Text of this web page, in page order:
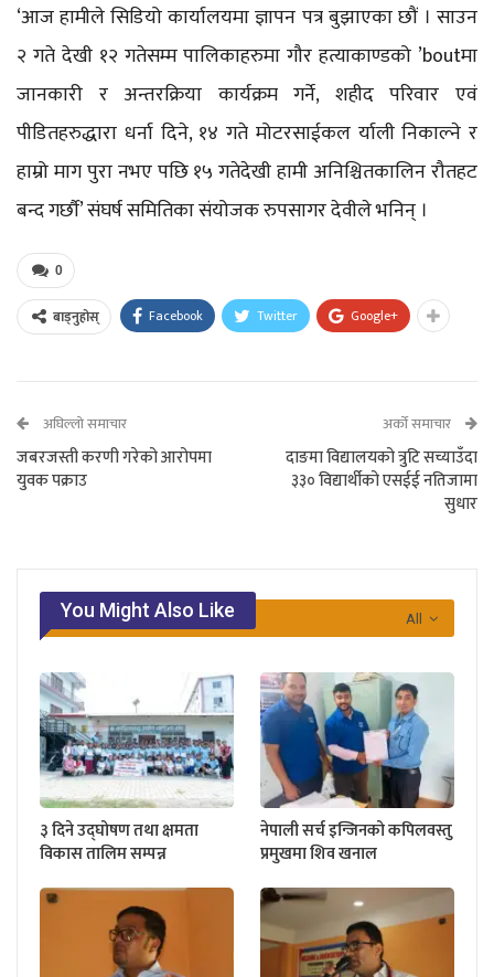
‘आज हामीले सिडियो कार्यालयमा ज्ञापन पत्र बुझाएका छौं । साउन
२ गते देखी १२ गतेसम्म पालिकाहरुमा गौर हत्याकाण्डको ’boutमा
जानकारी र अन्तरक्रिया कार्यक्रम गर्ने, शहीद परिवार एवं
पीडितहरुद्धारा धर्ना दिने, १४ गते मोटरसाईकल र्याली निकाल्ने र
हाम्रो माग पुरा नभए पछि १५ गतेदेखी हामी अनिश्चितकालिन रौतहट
बन्द गर्छौ’ संघर्ष समितिका संयोजक रुपसागर देवीले भनिन् ।
0
बाड्नुहोस् Facebook Twitter Google+
अघिल्लो समाचार
जबरजस्ती करणी गरेको आरोपमा
युवक पक्राउ
अर्को समाचार
दाङमा विद्यालयको त्रुटि सच्याउँदा
३३० विद्यार्थीको एसईई नतिजामा
सुधार
All
You Might Also Like
३ दिने उद्घोषण तथा क्षमता
विकास तालिम सम्पन्न
नेपाली सर्च इन्जिनको कपिलवस्तु
प्रमुखमा शिव खनाल